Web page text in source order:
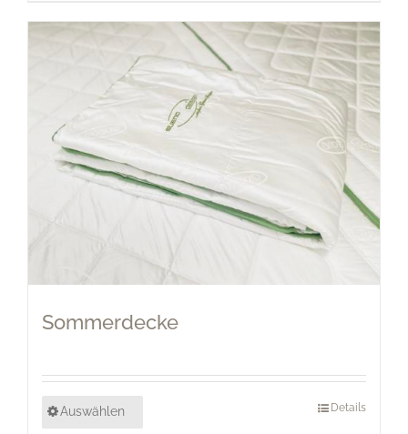
Sommerdecke
Auswählen Details